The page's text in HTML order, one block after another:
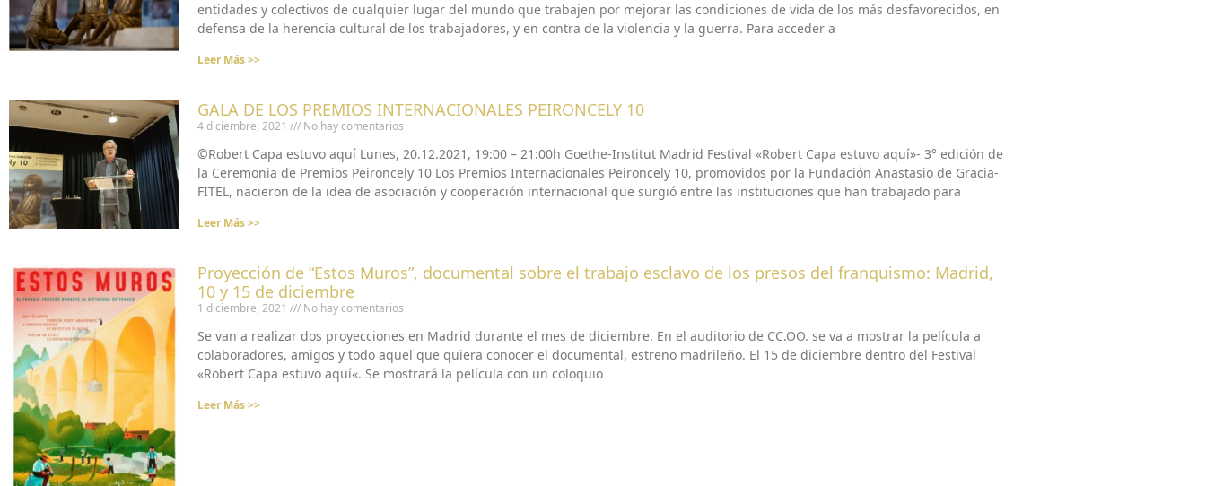
entidades y colectivos de cualquier lugar del mundo que trabajen por mejorar las condiciones de vida de los más desfavorecidos, en
defensa de la herencia cultural de los trabajadores, y en contra de la violencia y la guerra. Para acceder a
Leer Más >>
GALA DE LOS PREMIOS INTERNACIONALES PEIRONCELY 10
4 diciembre, 2021 No hay comentarios
©Robert Capa estuvo aquí Lunes, 20.12.2021, 19:00 – 21:00h Goethe-Institut Madrid Festival «Robert Capa estuvo aquí»- 3° edición de
la Ceremonia de Premios Peironcely 10 Los Premios Internacionales Peironcely 10, promovidos por la Fundación Anastasio de Gracia-
FITEL, nacieron de la idea de asociación y cooperación internacional que surgió entre las instituciones que han trabajado para
Leer Más >>
Proyección de “Estos Muros”, documental sobre el trabajo esclavo de los presos del franquismo: Madrid,
10 y 15 de diciembre
1 diciembre, 2021 No hay comentarios
Se van a realizar dos proyecciones en Madrid durante el mes de diciembre. En el auditorio de CC.OO. se va a mostrar la película a
colaboradores, amigos y todo aquel que quiera conocer el documental, estreno madrileño. El 15 de diciembre dentro del Festival
«Robert Capa estuvo aquí«. Se mostrará la película con un coloquio
Leer Más >>